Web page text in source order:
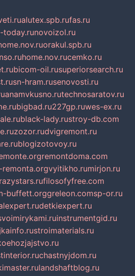
alutex.spb.rufas.ru
today.runovoizol.ru
orakul.spb.ru
home.nov.rucemko.ru
bicom-oil.rusuperiorsearch.ru
sn-hram.rusenovosti.ru
anamvkusno.rutechnosaratov.ru
bigbad.ru227gp.ruwes-ex.ru
black-lady.rustroy-db.com
zozor.rudvigremont.ru
blogizotovoy.ru
remontdoma.com
vyitikho.rumirjon.ru
filosofyfree.com
buffett.orggreleon.comsp-or.ru
detkiexpert.ru
instrumentgid.ru
stroimaterials.ru
chastnyjdom.ru
landshaftblog.ru